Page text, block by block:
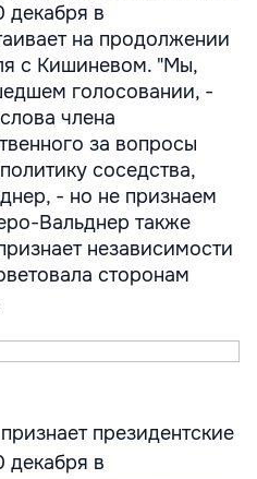
в
на продолжении
с Кишиневом. "Мы,
голосовании, -
члена
за вопросы
соседства,
- но не признаем
Вальднер также
независимости
сторонам
президентские
в